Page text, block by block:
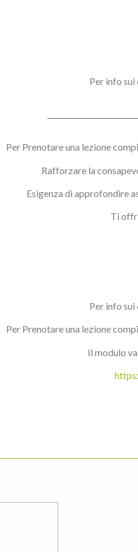
Per info
Per Prenotare una lezione
Rafforzare la
Esigenza di approfondire
Ti
Per info
Per Prenotare una lezione
Il modulo